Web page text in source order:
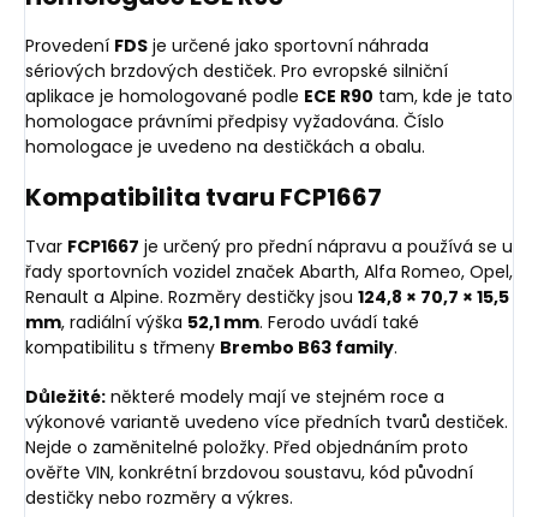
Provedení FDS je určené jako sportovní náhrada
sériových brzdových destiček. Pro evropské silniční
aplikace je homologované podle ECE R90 tam, kde je tato
homologace právními předpisy vyžadována. Číslo
homologace je uvedeno na destičkách a obalu.
Kompatibilita tvaru FCP1667
Tvar FCP1667 je určený pro přední nápravu a používá se u
řady sportovních vozidel značek Abarth, Alfa Romeo, Opel,
Renault a Alpine. Rozměry destičky jsou 124,8 × 70,7 × 15,5
mm, radiální výška 52,1 mm. Ferodo uvádí také
kompatibilitu s třmeny Brembo B63 family.
Důležité: některé modely mají ve stejném roce a
výkonové variantě uvedeno více předních tvarů destiček.
Nejde o zaměnitelné položky. Před objednáním proto
ověřte VIN, konkrétní brzdovou soustavu, kód původní
destičky nebo rozměry a výkres.